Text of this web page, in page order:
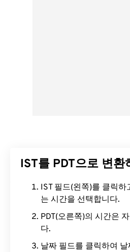
IST를 PDT으로 변환
IST 필드(왼쪽)를 클릭하
는 시간을 선택합니다.
PDT(오른쪽)의 시간은
다.
날짜 필드를 클릭하여